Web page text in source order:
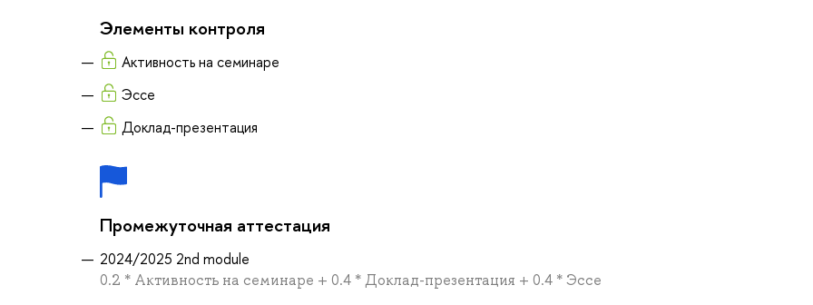
Элементы контроля
Активность на семинаре
Эссе
Доклад-презентация
Промежуточная аттестация
2024/2025 2nd module
0.2 * Активность на семинаре + 0.4 * Доклад-презентация + 0.4 * Эссе